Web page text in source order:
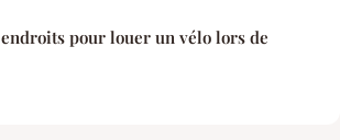
pour louer un vélo lors de